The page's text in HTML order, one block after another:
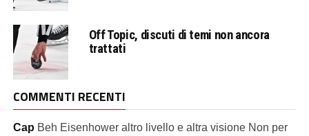
Off Topic, discuti di temi non ancora
trattati
COMMENTI RECENTI
Cap Beh Eisenhower altro livello e altra visione Non per